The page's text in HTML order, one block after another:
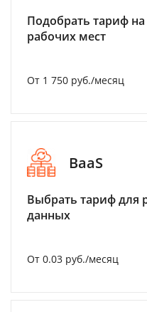
Подобрать тариф
рабочих мест
От 1 750 руб./месяц
BaaS
Выбрать тариф для
данных
От 0.03 руб./месяц